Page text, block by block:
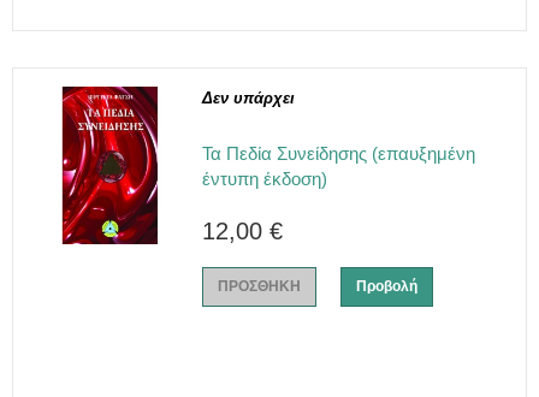
Δεν υπάρχει
Τα Πεδία Συνείδησης (επαυξημένη
έντυπη έκδοση)
12,00 €
ΠΡΟΣΘΗΚΗ Προβολή